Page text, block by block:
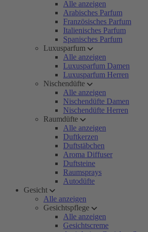
Alle anzeigen
Arabisches Parfum
Französisches Parfum
Italienisches Parfum
Spanisches Parfum
Luxusparfum
Alle anzeigen
Luxusparfum Damen
Luxusparfum Herren
Nischendüfte
Alle anzeigen
Nischendüfte Damen
Nischendüfte Herren
Raumdüfte
Alle anzeigen
Duftkerzen
Duftstäbchen
Aroma Diffuser
Duftsteine
Raumsprays
Autodüfte
Gesicht
Alle anzeigen
Gesichtspflege
Alle anzeigen
Gesichtscreme